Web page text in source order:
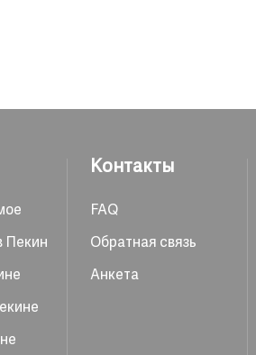
Пекин
Контакты
FAQ
Обратная связь
Анкета